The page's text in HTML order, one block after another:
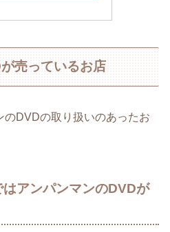
売っているお店
DVDの取り扱いのあったお
アンパンマンのDVDが